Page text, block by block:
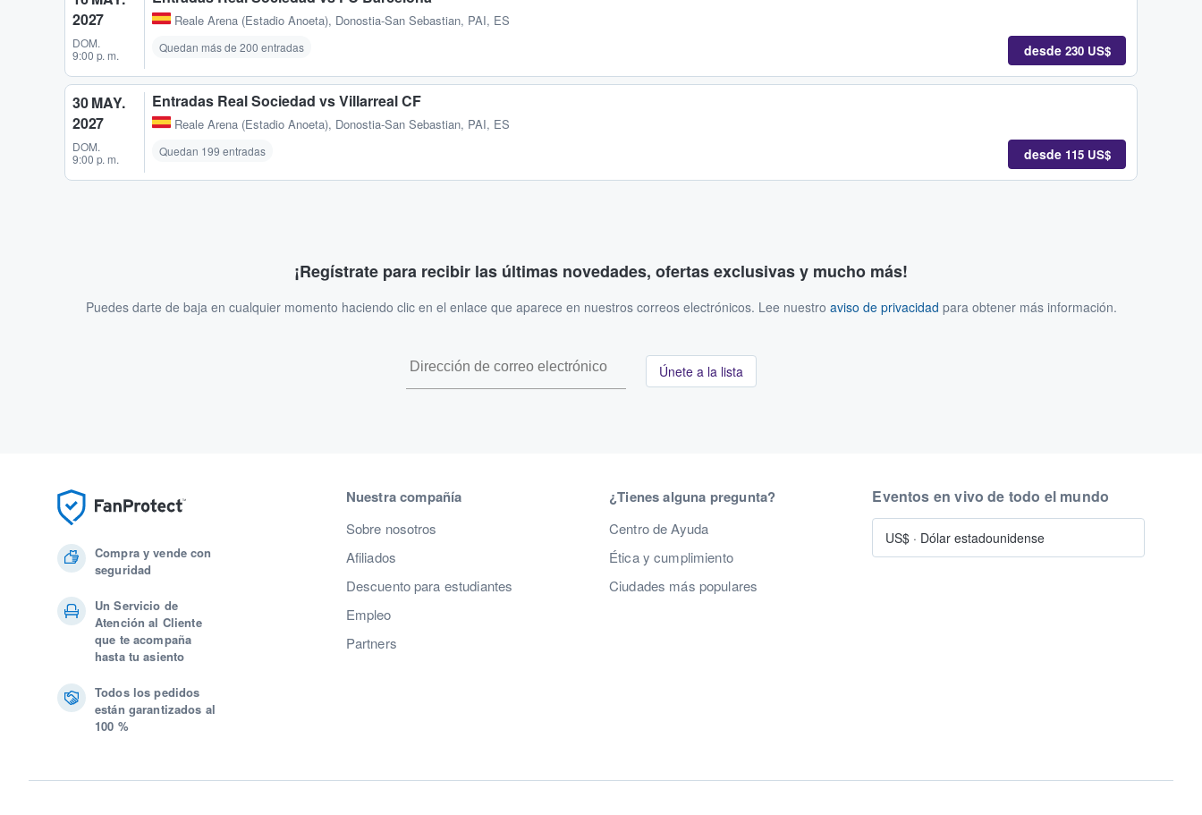
2027
DOM.
9:00 p. m.
Reale Arena (Estadio Anoeta), Donostia-San Sebastian, PAI, ES
Quedan más de 200 entradas desde 230 US$
30 MAY.
2027
DOM.
9:00 p. m.
Entradas Real Sociedad vs Villarreal CF
Reale Arena (Estadio Anoeta), Donostia-San Sebastian, PAI, ES
Quedan 199 entradas desde 115 US$
¡Regístrate para recibir las últimas novedades, ofertas exclusivas y mucho más!
Puedes darte de baja en cualquier momento haciendo clic en el enlace que aparece en nuestros correos electrónicos. Lee nuestro aviso de privacidad para obtener más información.
Únete a la lista
Compra y vende con
seguridad
Un Servicio de
Atención al Cliente
que te acompaña
hasta tu asiento
Todos los pedidos
están garantizados al
100 %
Nuestra compañía
Sobre nosotros
Afiliados
Descuento para estudiantes
Empleo
Partners
¿Tienes alguna pregunta?
Centro de Ayuda
Ética y cumplimiento
Ciudades más populares
Eventos en vivo de todo el mundo
US$ · Dólar estadounidense